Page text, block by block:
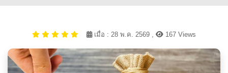
เมื่อ : 28 พ.ค. 2569 , 167 Views